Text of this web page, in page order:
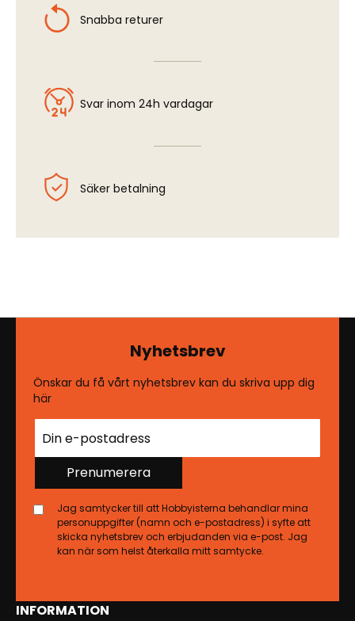
Snabba returer
Svar inom 24h vardagar
Säker betalning
INFORMATION
Nyhetsbrev
Önskar du få vårt nyhetsbrev kan du skriva upp dig
här
Prenumerera
Jag samtycker till att Hobbyisterna behandlar mina
personuppgifter (namn och e-postadress) i syfte att
skicka nyhetsbrev och erbjudanden via e-post. Jag
kan när som helst återkalla mitt samtycke.